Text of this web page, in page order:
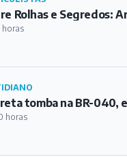
Rolhas e Segredos:
horas
tomba na BR-040,
horas